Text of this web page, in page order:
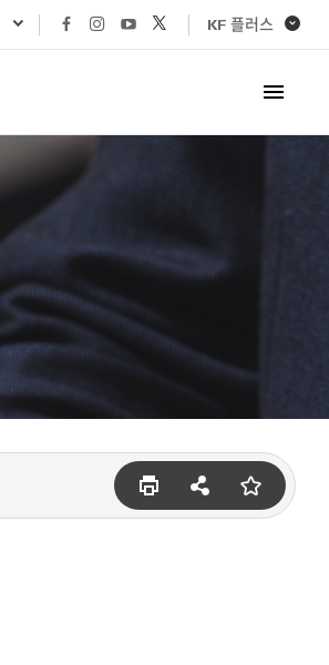
페이스북
바로가기
인스타그램
바로가기
유튜브
바로가기
바로가기
KF 플러스
즐겨